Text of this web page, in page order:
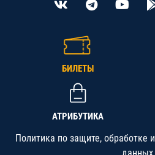
БИЛЕТЫ
АТРИБУТИКА
Политика по защите, обработке